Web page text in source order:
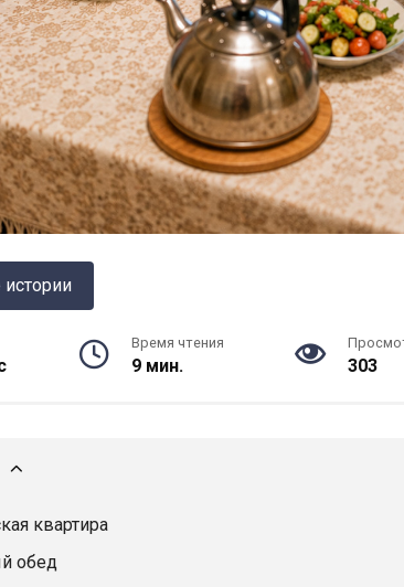
Время чтения
9 мин. 303
квартира
обед